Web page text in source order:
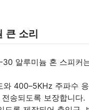
큰 소리
알루미늄 혼 스피커
400–5KHz 주파수
송되도록 보장합니다.